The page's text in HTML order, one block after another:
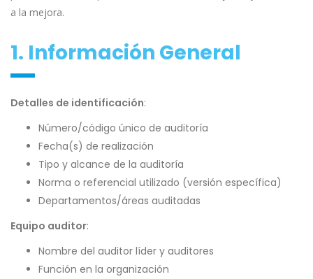
a la mejora.
1. Información General
Detalles de identificación:
Número/código único de auditoría
Fecha(s) de realización
Tipo y alcance de la auditoría
Norma o referencial utilizado (versión específica)
Departamentos/áreas auditadas
Equipo auditor:
Nombre del auditor líder y auditores
Función en la organización